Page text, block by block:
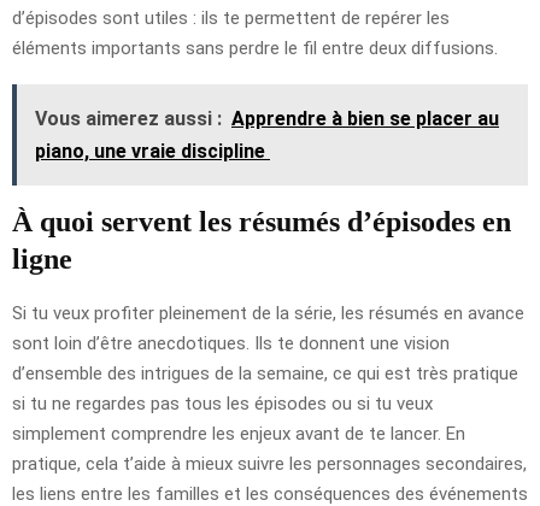
d’épisodes sont utiles : ils te permettent de repérer les
éléments importants sans perdre le fil entre deux diffusions.
Vous aimerez aussi : Apprendre à bien se placer au
piano, une vraie discipline
À quoi servent les résumés d’épisodes en
ligne
Si tu veux profiter pleinement de la série, les résumés en avance
sont loin d’être anecdotiques. Ils te donnent une vision
d’ensemble des intrigues de la semaine, ce qui est très pratique
si tu ne regardes pas tous les épisodes ou si tu veux
simplement comprendre les enjeux avant de te lancer. En
pratique, cela t’aide à mieux suivre les personnages secondaires,
les liens entre les familles et les conséquences des événements